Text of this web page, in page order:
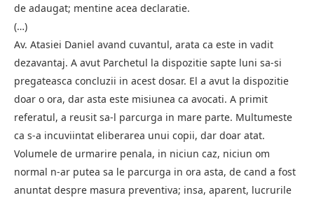
de adaugat; mentine acea declaratie.
(…)
Av. Atasiei Daniel avand cuvantul, arata ca este in vadit
dezavantaj. A avut Parchetul la dispozitie sapte luni sa-si
pregateasca concluzii in acest dosar. El a avut la dispozitie
doar o ora, dar asta este misiunea ca avocati. A primit
referatul, a reusit sa-l parcurga in mare parte. Multumeste
ca s-a incuviintat eliberarea unui copii, dar doar atat.
Volumele de urmarire penala, in niciun caz, niciun om
normal n-ar putea sa le parcurga in ora asta, de cand a fost
anuntat despre masura preventiva; insa, aparent, lucrurile